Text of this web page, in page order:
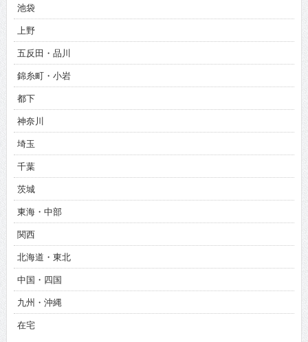
池袋
上野
五反田・品川
錦糸町・小岩
都下
神奈川
埼玉
千葉
茨城
東海・中部
関西
北海道・東北
中国・四国
九州・沖縄
在宅